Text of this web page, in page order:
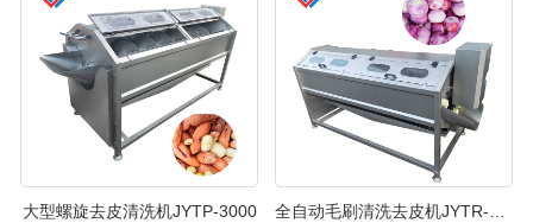
大型螺旋去皮清洗机JYTP-3000